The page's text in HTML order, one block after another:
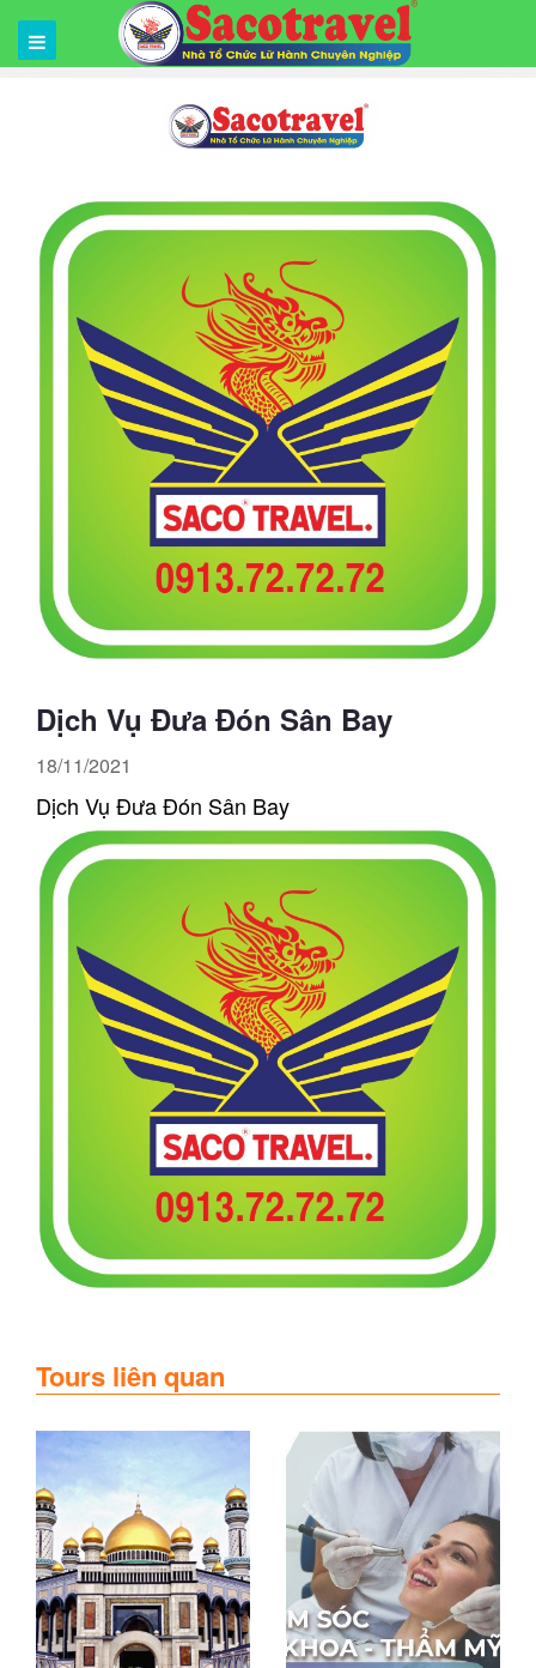
Dịch Vụ Đưa Đón Sân Bay
18/11/2021
Dịch Vụ Đưa Đón Sân Bay
Tours liên quan